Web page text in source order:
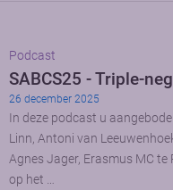
Podcast
SABCS25 - Triple-
26 december 2025
In deze podcast u
Linn, Antoni van
Agnes Jager, Erasmus MC
op het …